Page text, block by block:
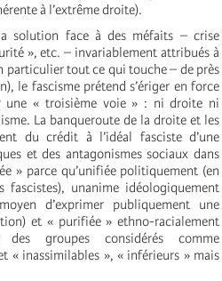
à l’extrême droite).
solution face à des méfaits – crise
», etc. – invariablement attribués à
particulier tout ce qui touche – de près
le fascisme prétend s’ériger en force
une « troisième voie » : ni droite ni
La banqueroute de la droite et les
du crédit à l’idéal fasciste d’une
et des antagonismes sociaux dans
» parce qu’unifiée politiquement (en
fascistes), unanime idéologiquement
d’exprimer publiquement une
et « purifiée » ethno-racialement
des groupes considérés comme
« inassimilables », « inférieurs » mais